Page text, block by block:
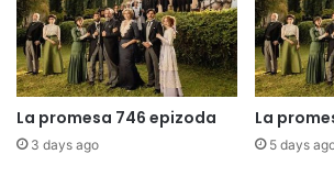
La promesa 746 epizoda
3 days ago
La
5 days